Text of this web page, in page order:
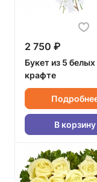
2 750 ₽
Букет из 5 белых
крафте
В корзину